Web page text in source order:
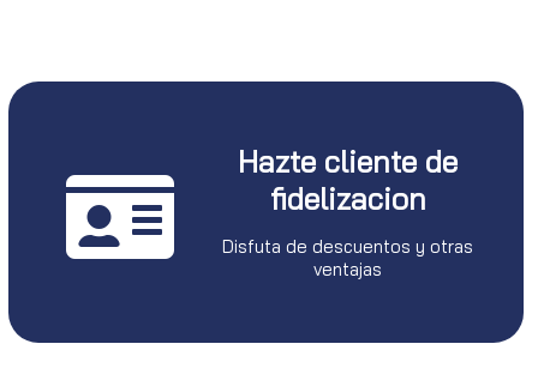
Hazte cliente de
fidelizacion
Disfuta de descuentos y otras
ventajas